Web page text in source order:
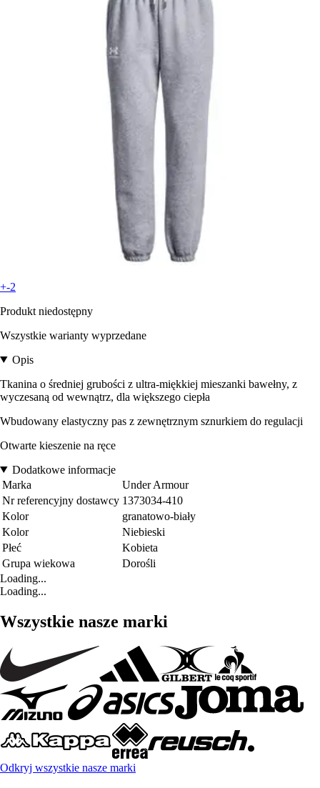
+-2
Produkt niedostępny
Wszystkie warianty wyprzedane
Opis
Tkanina o średniej grubości z ultra-miękkiej mieszanki bawełny, z
wyczesaną od wewnątrz, dla większego ciepła
Wbudowany elastyczny pas z zewnętrznym sznurkiem do regulacji
Otwarte kieszenie na ręce
Dodatkowe informacje
Marka
Under Armour
Nr referencyjny dostawcy 1373034-410
Kolor
granatowo-biały
Kolor
Niebieski
Płeć
Kobieta
Grupa wiekowa
Dorośli
Loading...
Loading...
Wszystkie nasze marki
Odkryj wszystkie nasze marki